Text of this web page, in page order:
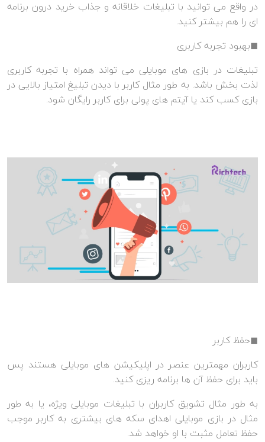
در واقع می توانید با تبلیغات خلاقانه و جذاب خرید درون برنامه
ای را هم بیشتر کنید.
◼بهبود تجربه کاربری
تبلیغات در بازی های موبایلی می تواند همراه با تجربه کاربری
لذت بخش باشد. به طور مثال کاربر با دیدن تبلیغ امتیاز بالایی در
بازی کسب کند یا آیتم های پولی برای کاربر رایگان شود.
◼حفظ کاربر
کاربران مهمترین عنصر در اپلیکیشن های موبایلی هستند پس
باید برای حفظ آن ها برنامه ریزی کنید.
به طور مثال تشویق کاربران با تبلیغات موبایلی ویژه، یا به طور
مثال در بازی موبایلی اهدای سکه های بیشتری به کاربر موجب
حفظ تعامل مثبت با او خواهد شد.